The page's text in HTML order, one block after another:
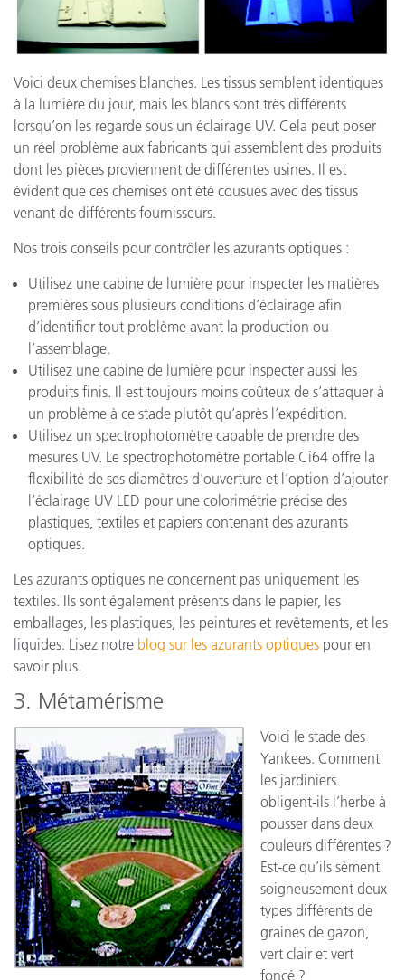
Voici deux chemises blanches. Les tissus semblent identiques
à la lumière du jour, mais les blancs sont très différents
lorsqu’on les regarde sous un éclairage UV. Cela peut poser
un réel problème aux fabricants qui assemblent des produits
dont les pièces proviennent de différentes usines. Il est
évident que ces chemises ont été cousues avec des tissus
venant de différents fournisseurs.
Nos trois conseils pour contrôler les azurants optiques :
Utilisez une cabine de lumière pour inspecter les matières
premières sous plusieurs conditions d’éclairage afin
d’identifier tout problème avant la production ou
l’assemblage.
Utilisez une cabine de lumière pour inspecter aussi les
produits finis. Il est toujours moins coûteux de s’attaquer à
un problème à ce stade plutôt qu’après l’expédition.
Utilisez un spectrophotomètre capable de prendre des
mesures UV. Le spectrophotomètre portable Ci64 offre la
flexibilité de ses diamètres d’ouverture et l’option d’ajouter
l’éclairage UV LED pour une colorimétrie précise des
plastiques, textiles et papiers contenant des azurants
optiques.
Les azurants optiques ne concernent pas uniquement les
textiles. Ils sont également présents dans le papier, les
emballages, les plastiques, les peintures et revêtements, et les
liquides. Lisez notre blog sur les azurants optiques pour en
savoir plus.
3. Métamérisme
Voici le stade des
Yankees. Comment
les jardiniers
obligent-ils l’herbe à
pousser dans deux
couleurs différentes ?
Est-ce qu’ils sèment
soigneusement deux
types différents de
graines de gazon,
vert clair et vert
foncé ?